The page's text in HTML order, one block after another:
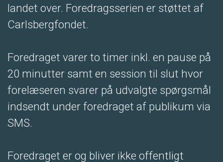
landet over. Foredragsserien er støttet af
Carlsbergfondet.
Foredraget varer to timer inkl. en pause på
20 minutter samt en session til slut hvor
forelæseren svarer på udvalgte spørgsmål
indsendt under foredraget af publikum via
SMS.
Foredraget er og bliver ikke offentligt